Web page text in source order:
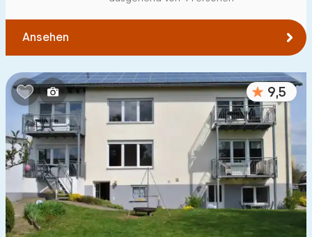
Mindestanzahl
Schlafzimmern:
1 2 3 4 5
Badezimmer:
1 2 3 4 5
Entfernungen
Ansehen
9,5